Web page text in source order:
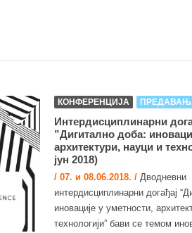
КОНФЕРЕНЦИЈА
Интердисциплинарни
”Дигитално доба:
архитектури, науци и
јун 2018)
/ 07. и 08.06.2018. / Дводневни
интердисциплинарни догађај
иновације у уметности,
технологији” бави се темом